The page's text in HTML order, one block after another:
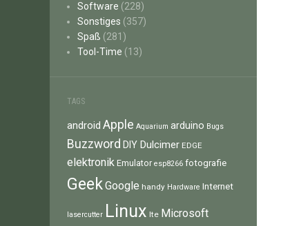
Software (228)
Sonstiges (357)
Spaß (281)
Tool-Time (13)
TAGS
android Apple Aquarium arduino Bugs
Buzzword DIY Dulcimer EDGE
elektronik Emulator esp8266 fotografie
GeekGoogle handy Hardware Internet
lasercutter Linux lte Microsoft